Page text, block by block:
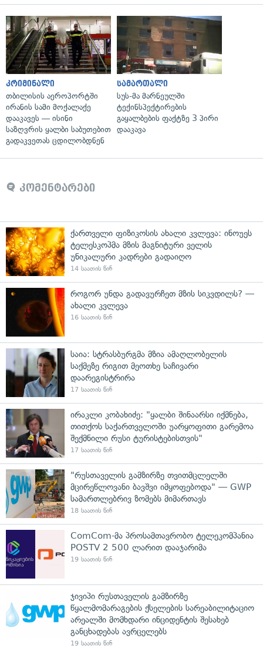
კრიმინალი
თბილისის აეროპორტში
ირანის სამი მოქალაქე
დააკავეს — ისინი
საზღვრის ყალბი საბუთებით
გადაკვეთას ცდილობდნენ
სამართალი
სუს-მა მარნეულში
ტექინსპექტირების
გაყალბების ფაქტზე 3 პირი
დააკავა
კომენტარები
ქართველი ფიზიკოსის ახალი კვლევა: ინოუეს
ტელესკოპმა მზის მაგნიტური ველის
უნიკალური კადრები გადაიღო
14 საათის წინ
როგორ უნდა გადავურჩეთ მზის სიკვდილს? —
ახალი კვლევა
16 საათის წინ
საია: სტრასბურგმა მზია ამაღლობელის
საქმეზე რიგით მეოთხე საჩივარი
დაარეგისტრირა
17 საათის წინ
ირაკლი კობახიძე: "ყალბი შინაარსი იქმნება,
თითქოს საქართველოში უარყოფითი გარემოა
შექმნილი რუსი ტურისტებისთვის"
17 საათის წინ
"რუსთაველის გამზირზე თვითმცლელში
მცირეწლოვანი ბავშვი იმყოფებოდა" — GWP
სამართლებრივ ზომებს მიმართავს
18 საათის წინ
ComCom-მა პროსამთავრობო ტელეკომპანია
POSTV 2 500 ლარით დააჯარიმა
19 საათის წინ
ჯივიპი რუსთაველის გამზირზე
წყალმომარაგების ქსელების სარეაბილიტაციო
არეალში მომხდარი ინციდენტის შესახებ
განცხადებას ავრცელებს
19 საათის წინ